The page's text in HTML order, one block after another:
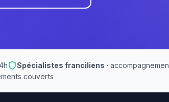
Spécialistes franciliens ·
couverts